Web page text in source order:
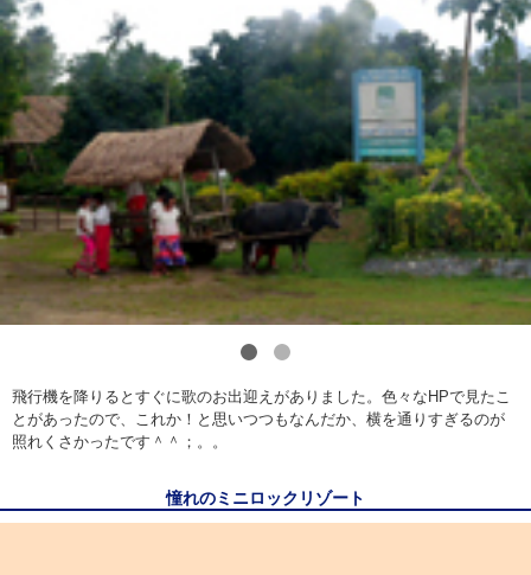
飛行機を降りるとすぐに歌のお出迎えがありました。色々なHPで見たこ
とがあったので、これか！と思いつつもなんだか、横を通りすぎるのが
照れくさかったです＾＾；。。
憧れのミニロックリゾート